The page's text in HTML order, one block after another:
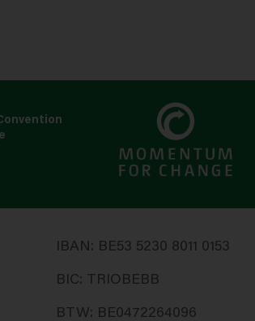
IBAN: BE53 5230 8011 0153
BIC: TRIOBEBB
BTW: BE0472264096